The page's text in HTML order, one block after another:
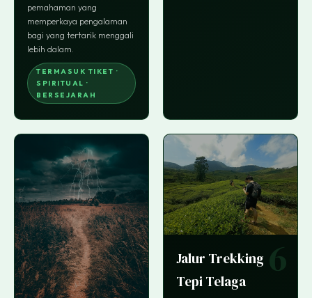
pemahaman yang
memperkaya pengalaman
bagi yang tertarik menggali
lebih dalam.
TERMASUK TIKET ·
SPIRITUAL ·
BERSEJARAH
6
Jalur Trekking
Tepi Telaga